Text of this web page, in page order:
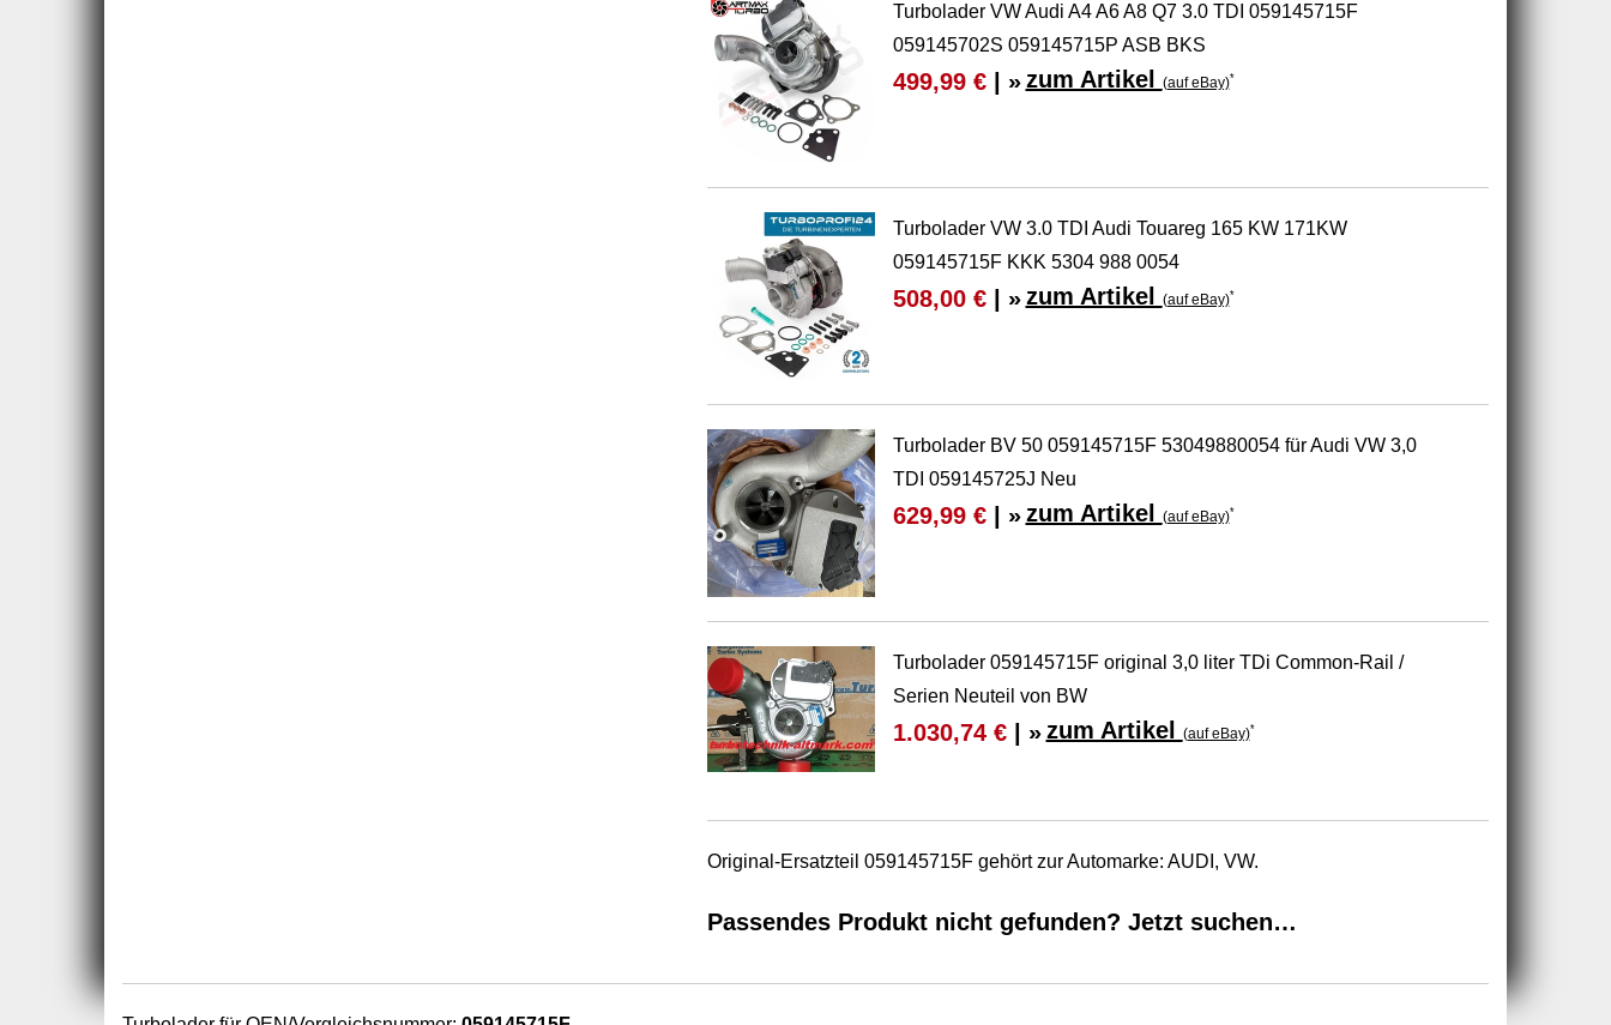
Turbolader VW Audi A4 A6 A8 Q7 3.0 TDI 059145715F
059145702S 059145715P ASB BKS
499,99 €| » zum Artikel (auf eBay)*
Turbolader VW 3.0 TDI Audi Touareg 165 KW 171KW
059145715F KKK 5304 988 0054
508,00 €| » zum Artikel (auf eBay)*
Turbolader BV 50 059145715F 53049880054 für Audi VW 3,0
TDI 059145725J Neu
629,99 €| » zum Artikel (auf eBay)*
Turbolader 059145715F original 3,0 liter TDi Common-Rail /
Serien Neuteil von BW
1.030,74 €| » zum Artikel (auf eBay)*
Original-Ersatzteil 059145715F gehört zur Automarke: AUDI, VW.
Passendes Produkt nicht gefunden? Jetzt suchen…